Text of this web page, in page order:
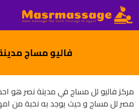
فاليو مساج
مركز فاليو لل مساج في مدينة نصر هو
مصر لل مساج و حيث يوجد به نخبة من